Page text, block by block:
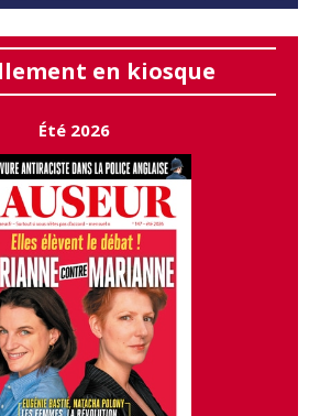
en kiosque
Été 2026